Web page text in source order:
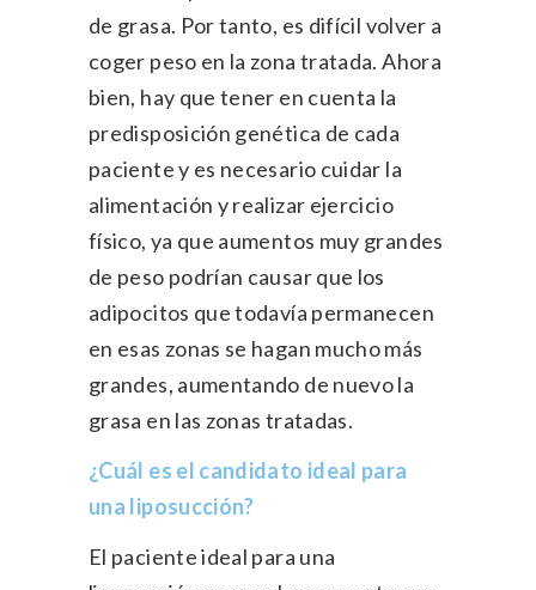
de grasa. Por tanto, es difícil volver a
coger peso en la zona tratada. Ahora
bien, hay que tener en cuenta la
predisposición genética de cada
paciente y es necesario cuidar la
alimentación y realizar ejercicio
físico, ya que aumentos muy grandes
de peso podrían causar que los
adipocitos que todavía permanecen
en esas zonas se hagan mucho más
grandes, aumentando de nuevo la
grasa en las zonas tratadas.
¿Cuál es el candidato ideal para
una liposucción?
El paciente ideal para una